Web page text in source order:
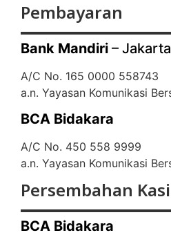
Pembayaran
Bank Mandiri –
A/C No. 165 0000 558743
a.n. Yayasan Komunikasi
BCA Bidakara
A/C No. 450 558 9999
a.n. Yayasan Komunikasi
Persembahan
BCA Bidakara